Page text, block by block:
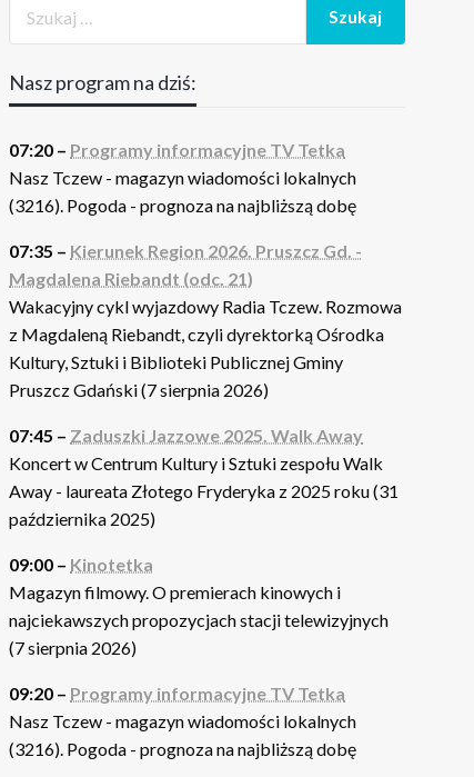
Nasz program na dziś:
07:20 – Programy informacyjne TV Tetka
Nasz Tczew - magazyn wiadomości lokalnych
(3216). Pogoda - prognoza na najbliższą dobę
07:35 – Kierunek Region 2026. Pruszcz Gd. -
Magdalena Riebandt (odc. 21)
Wakacyjny cykl wyjazdowy Radia Tczew. Rozmowa
z Magdaleną Riebandt, czyli dyrektorką Ośrodka
Kultury, Sztuki i Biblioteki Publicznej Gminy
Pruszcz Gdański (7 sierpnia 2026)
07:45 – Zaduszki Jazzowe 2025. Walk Away
Koncert w Centrum Kultury i Sztuki zespołu Walk
Away - laureata Złotego Fryderyka z 2025 roku (31
października 2025)
09:00 – Kinotetka
Magazyn filmowy. O premierach kinowych i
najciekawszych propozycjach stacji telewizyjnych
(7 sierpnia 2026)
09:20 – Programy informacyjne TV Tetka
Nasz Tczew - magazyn wiadomości lokalnych
(3216). Pogoda - prognoza na najbliższą dobę